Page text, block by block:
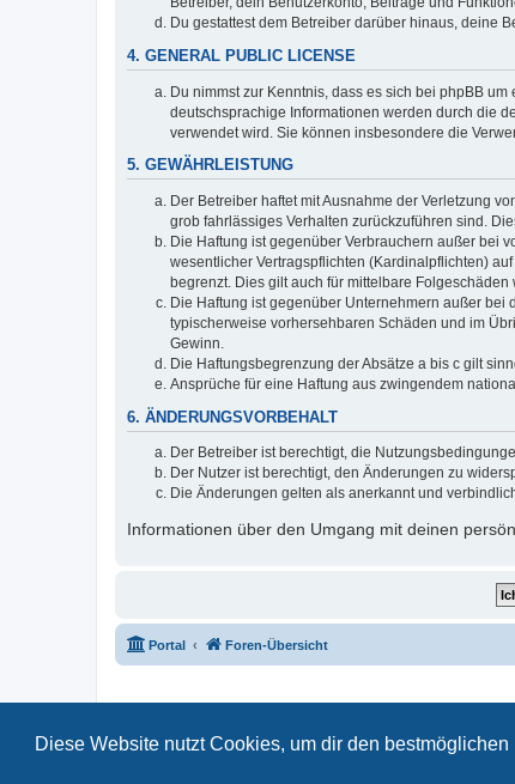
Diese Website nutzt Cookies, um dir den
Du gestattest dem Betreiber darüber hinaus, deine
4. GENERAL PUBLIC LICENSE
Du nimmst zur Kenntnis, dass es sich bei phpBB um
deutschsprachige Informationen werden durch die
verwendet wird. Sie können insbesondere die
5. GEWÄHRLEISTUNG
Der Betreiber haftet mit Ausnahme der Verletzung
grob fahrlässiges Verhalten zurückzuführen sind.
Die Haftung ist gegenüber Verbrauchern außer bei
wesentlicher Vertragspflichten (Kardinalpflichten)
begrenzt. Dies gilt auch für mittelbare
Die Haftung ist gegenüber Unternehmern außer
typischerweise vorhersehbaren Schäden und im
Gewinn.
Die Haftungsbegrenzung der Absätze a bis c gilt
Ansprüche für eine Haftung aus zwingendem
6. ÄNDERUNGSVORBEHALT
Der Betreiber ist berechtigt, die
Der Nutzer ist berechtigt, den Änderungen zu
Die Änderungen gelten als anerkannt und
Informationen über den Umgang mit deinen
Portal Foren-Übersicht